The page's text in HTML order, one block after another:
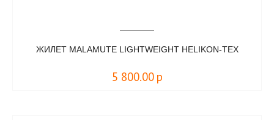
ЖИЛЕТ MALAMUTE LIGHTWEIGHT HELIKON-TEX
5 800.00 р